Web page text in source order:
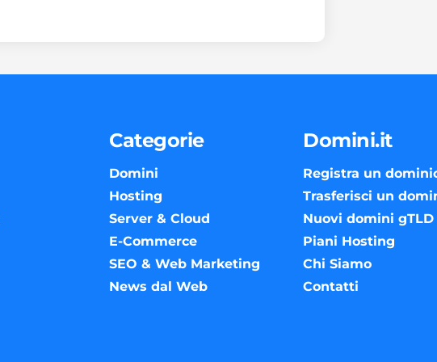
Categorie
Domini
Hosting
Server & Cloud
E-Commerce
SEO & Web Marketing
News dal Web
Domini.it
Registra un
Trasferisci un
Nuovi domini gTLD
Piani Hosting
Chi Siamo
Contatti